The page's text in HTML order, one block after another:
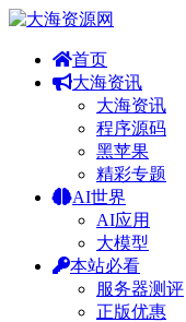
首页
大海资讯
大海资讯
程序源码
黑苹果
精彩专题
AI世界
AI应用
大模型
本站必看
服务器测评
正版优惠